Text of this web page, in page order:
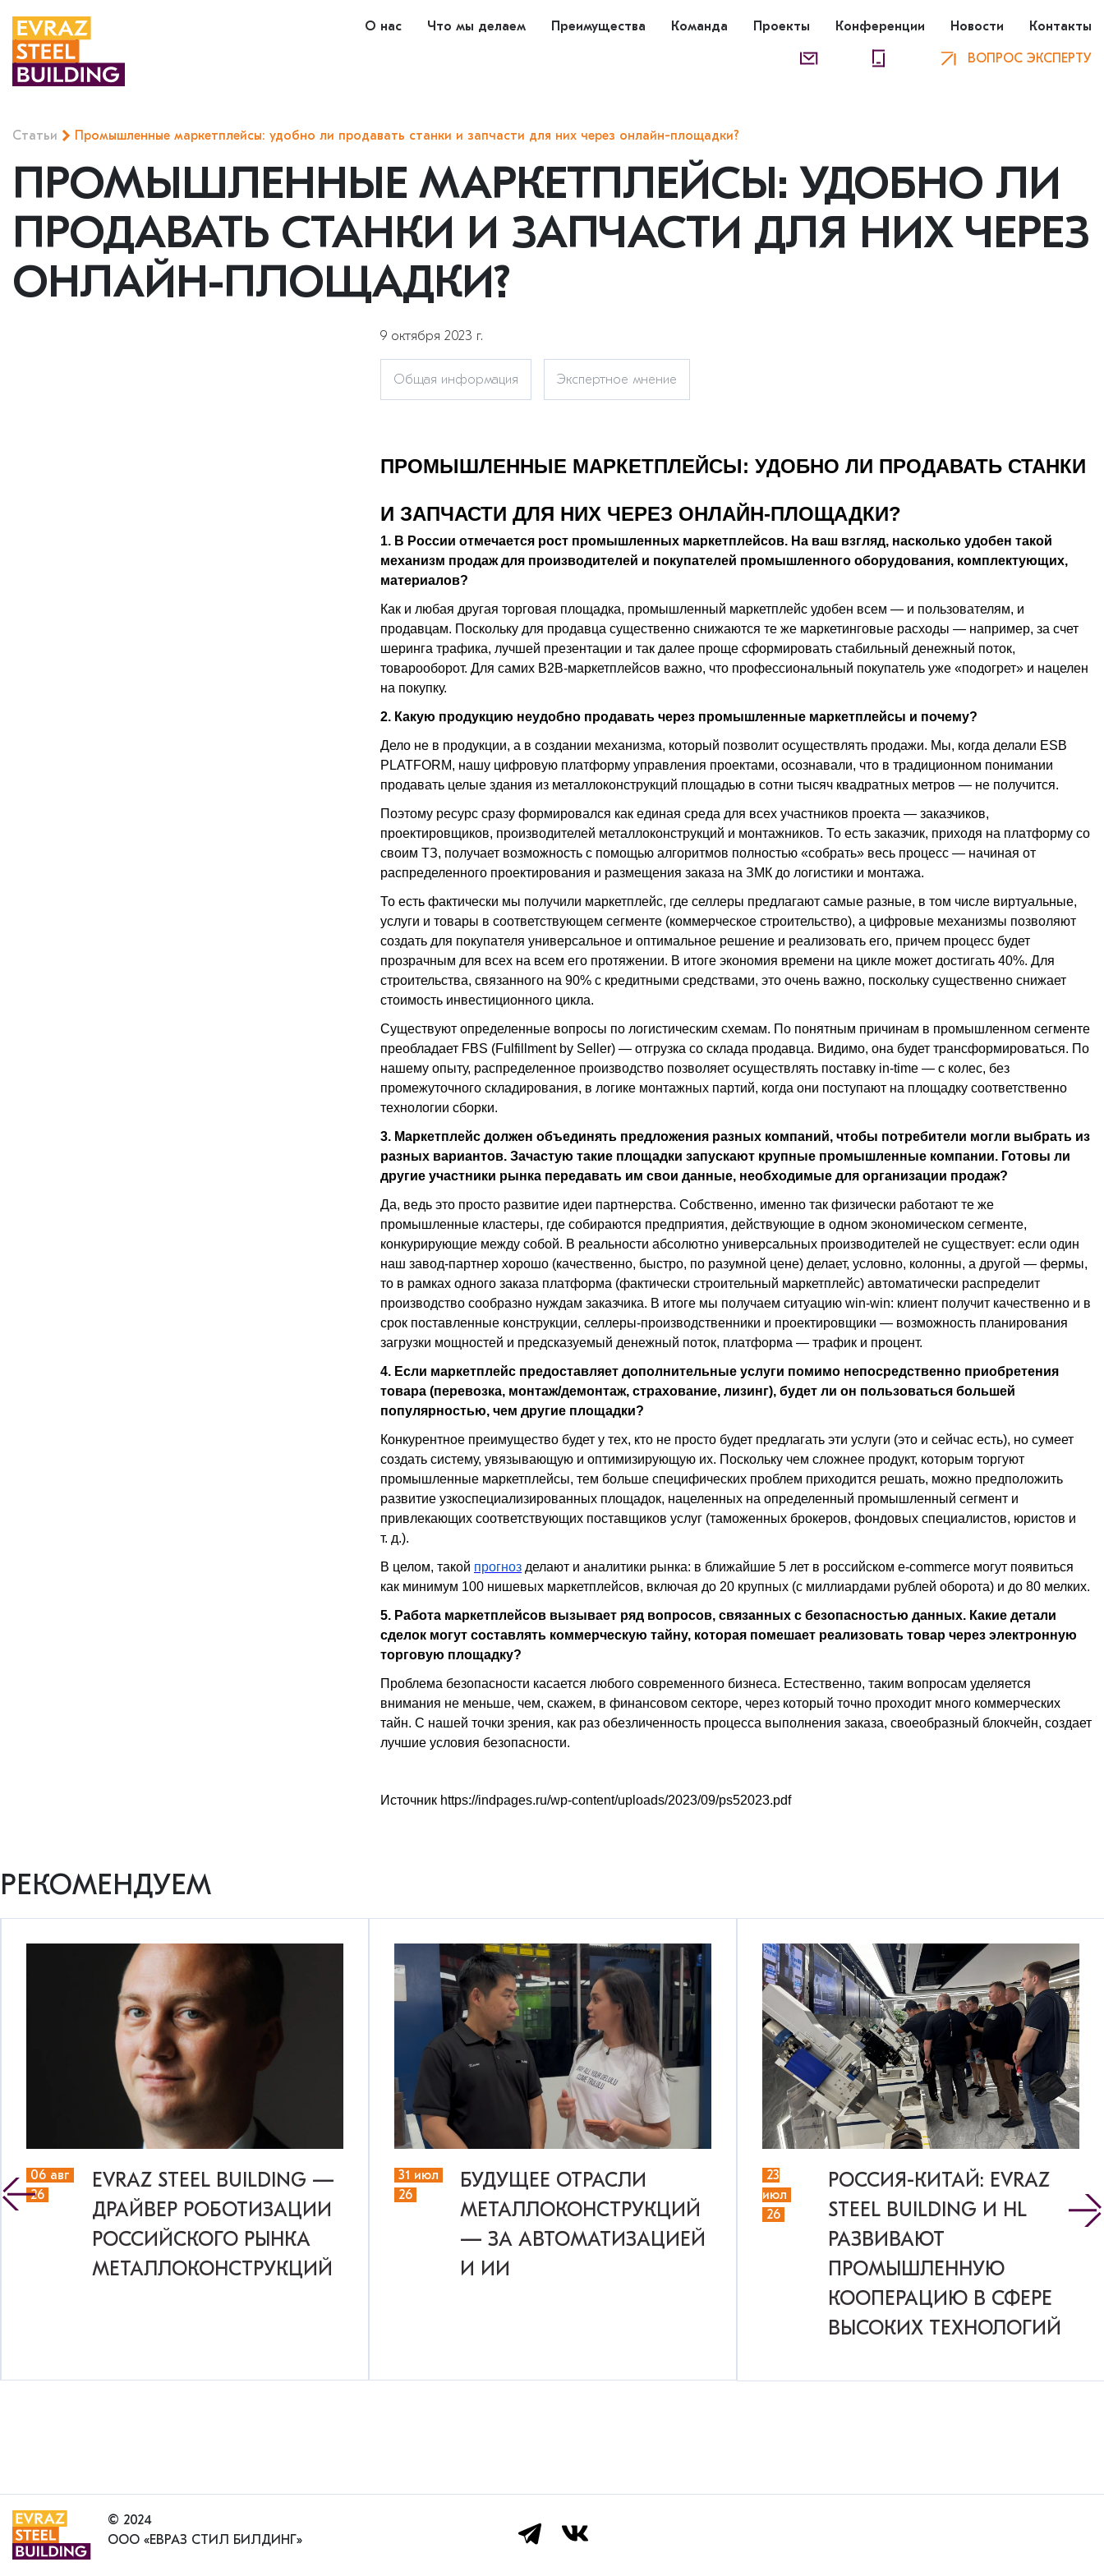
О нас Что мы делаем Преимущества Команда Проекты Конференции Новости Контакты
ВОПРОС ЭКСПЕРТУ
Статьи Промышленные маркетплейсы: удобно ли продавать станки и запчасти для них через онлайн-площадки?
ПРОМЫШЛЕННЫЕ МАРКЕТПЛЕЙСЫ: УДОБНО ЛИ
ПРОДАВАТЬ СТАНКИ И ЗАПЧАСТИ ДЛЯ НИХ ЧЕРЕЗ
ОНЛАЙН-ПЛОЩАДКИ?
9 октября 2023 г.
Общая информация Экспертное мнение
ПРОМЫШЛЕННЫЕ МАРКЕТПЛЕЙСЫ: УДОБНО ЛИ ПРОДАВАТЬ СТАНКИ
И ЗАПЧАСТИ ДЛЯ НИХ ЧЕРЕЗ ОНЛАЙН-ПЛОЩАДКИ?
1. В России отмечается рост промышленных маркетплейсов. На ваш взгляд, насколько удобен такой
механизм продаж для производителей и покупателей промышленного оборудования, комплектующих,
материалов?
Как и любая другая торговая площадка, промышленный маркетплейс удобен всем — и пользователям, и
продавцам. Поскольку для продавца существенно снижаются те же маркетинговые расходы — например, за счет
шеринга трафика, лучшей презентации и так далее проще сформировать стабильный денежный поток,
товарооборот. Для самих В2В-маркетплейсов важно, что профессиональный покупатель уже «подогрет» и нацелен
на покупку.
2. Какую продукцию неудобно продавать через промышленные маркетплейсы и почему?
Дело не в продукции, а в создании механизма, который позволит осуществлять продажи. Мы, когда делали ESB
PLATFORM, нашу цифровую платформу управления проектами, осознавали, что в традиционном понимании
продавать целые здания из металлоконструкций площадью в сотни тысяч квадратных метров — не получится.
Поэтому ресурс сразу формировался как единая среда для всех участников проекта — заказчиков,
проектировщиков, производителей металлоконструкций и монтажников. То есть заказчик, приходя на платформу со
своим ТЗ, получает возможность с помощью алгоритмов полностью «собрать» весь процесс — начиная от
распределенного проектирования и размещения заказа на ЗМК до логистики и монтажа.
То есть фактически мы получили маркетплейс, где селлеры предлагают самые разные, в том числе виртуальные,
услуги и товары в соответствующем сегменте (коммерческое строительство), а цифровые механизмы позволяют
создать для покупателя универсальное и оптимальное решение и реализовать его, причем процесс будет
прозрачным для всех на всем его протяжении. В итоге экономия времени на цикле может достигать 40%. Для
строительства, связанного на 90% с кредитными средствами, это очень важно, поскольку существенно снижает
стоимость инвестиционного цикла.
Существуют определенные вопросы по логистическим схемам. По понятным причинам в промышленном сегменте
преобладает FBS (Fulfillment by Seller) — отгрузка со склада продавца. Видимо, она будет трансформироваться. По
нашему опыту, распределенное производство позволяет осуществлять поставку in-time — с колес, без
промежуточного складирования, в логике монтажных партий, когда они поступают на площадку соответственно
технологии сборки.
3. Маркетплейс должен объединять предложения разных компаний, чтобы потребители могли выбрать из
разных вариантов. Зачастую такие площадки запускают крупные промышленные компании. Готовы ли
другие участники рынка передавать им свои данные, необходимые для организации продаж?
Да, ведь это просто развитие идеи партнерства. Собственно, именно так физически работают те же
промышленные кластеры, где собираются предприятия, действующие в одном экономическом сегменте,
конкурирующие между собой. В реальности абсолютно универсальных производителей не существует: если один
наш завод-партнер хорошо (качественно, быстро, по разумной цене) делает, условно, колонны, а другой — фермы,
то в рамках одного заказа платформа (фактически строительный маркетплейс) автоматически распределит
производство сообразно нуждам заказчика. В итоге мы получаем ситуацию win-win: клиент получит качественно и в
срок поставленные конструкции, селлеры-производственники и проектировщики — возможность планирования
загрузки мощностей и предсказуемый денежный поток, платформа — трафик и процент.
4. Если маркетплейс предоставляет дополнительные услуги помимо непосредственно приобретения
товара (перевозка, монтаж/демонтаж, страхование, лизинг), будет ли он пользоваться большей
популярностью, чем другие площадки?
Конкурентное преимущество будет у тех, кто не просто будет предлагать эти услуги (это и сейчас есть), но сумеет
создать систему, увязывающую и оптимизирующую их. Поскольку чем сложнее продукт, которым торгуют
промышленные маркетплейсы, тем больше специфических проблем приходится решать, можно предположить
развитие узкоспециализированных площадок, нацеленных на определенный промышленный сегмент и
привлекающих соответствующих поставщиков услуг (таможенных брокеров, фондовых специалистов, юристов и
т. д.).
В целом, такой прогноз делают и аналитики рынка: в ближайшие 5 лет в российском e-commerce могут появиться
как минимум 100 нишевых маркетплейсов, включая до 20 крупных (с миллиардами рублей оборота) и до 80 мелких.
5. Работа маркетплейсов вызывает ряд вопросов, связанных с безопасностью данных. Какие детали
сделок могут составлять коммерческую тайну, которая помешает реализовать товар через электронную
торговую площадку?
Проблема безопасности касается любого современного бизнеса. Естественно, таким вопросам уделяется
внимания не меньше, чем, скажем, в финансовом секторе, через который точно проходит много коммерческих
тайн. С нашей точки зрения, как раз обезличенность процесса выполнения заказа, своеобразный блокчейн, создает
лучшие условия безопасности.
Источник https://indpages.ru/wp-content/uploads/2023/09/ps52023.pdf
РЕКОМЕНДУЕМ
06 авг
26
EVRAZ STEEL BUILDING —
ДРАЙВЕР РОБОТИЗАЦИИ
РОССИЙСКОГО РЫНКА
МЕТАЛЛОКОНСТРУКЦИЙ
31 июл
26
БУДУЩЕЕ ОТРАСЛИ
МЕТАЛЛОКОНСТРУКЦИЙ
— ЗА АВТОМАТИЗАЦИЕЙ
И ИИ
23
июл
26
РОССИЯ-КИТАЙ: EVRAZ
STEEL BUILDING И HL
РАЗВИВАЮТ
ПРОМЫШЛЕННУЮ
КООПЕРАЦИЮ В СФЕРЕ
ВЫСОКИХ ТЕХНОЛОГИЙ
© 2024
ООО «ЕВРАЗ СТИЛ БИЛДИНГ»